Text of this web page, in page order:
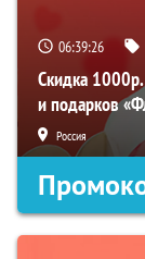
06:39:25
Скидка 1000р.
и подарков
Россия